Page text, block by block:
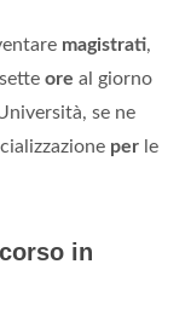
magistrati,
ore al giorno
se ne
per le
in